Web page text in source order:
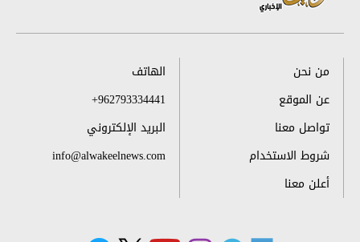
من نحن
عن الموقع
تواصل معنا
شروط الاستخدام
أعلن معنا
الهاتف
+962793334441
البريد الإلكتروني
info@alwakeelnews.com